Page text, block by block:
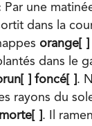
Par une
dans la
orange[ ]
dans le
] foncé[ ] .
rayons du
]morte[ ] . Il